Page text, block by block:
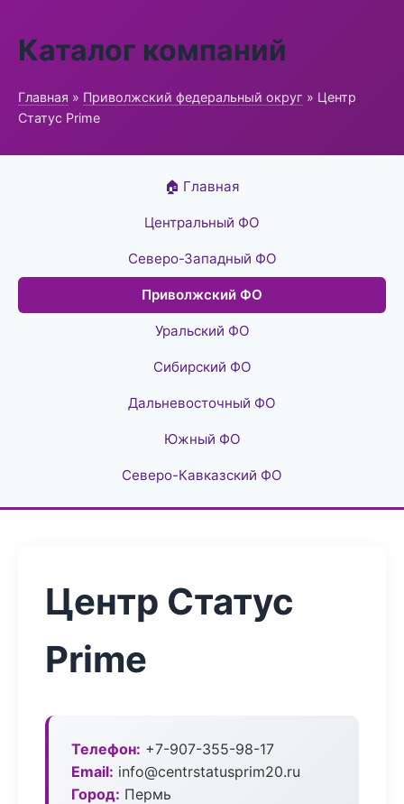
Каталог компаний
Главная » Приволжский федеральный округ » Центр
Статус Prime
🏠 Главная
Центральный ФО
Северо-Западный ФО
Приволжский ФО
Уральский ФО
Сибирский ФО
Дальневосточный ФО
Южный ФО
Северо-Кавказский ФО
Центр Статус
Prime
Телефон: +7-907-355-98-17
Email: info@centrstatusprim20.ru
Город: Пермь